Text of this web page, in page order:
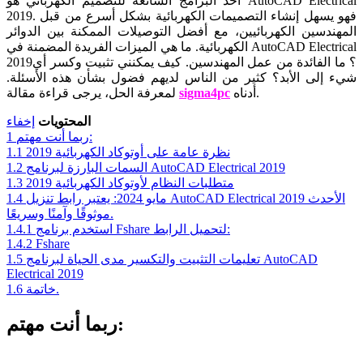
2019. فهو يسهل إنشاء التصميمات الكهربائية بشكل أسرع من قبل
المهندسين الكهربائيين، مع أفضل التوصيلات الممكنة بين الدوائر
الكهربائية. ما هي الميزات الفريدة المضمنة في AutoCAD Electrical
2019؟ ما الفائدة من عمل المهندسين. كيف يمكنني تثبيت وكسر أي
شيء إلى الأبد؟ كثير من الناس لديهم فضول بشأن هذه الأسئلة.
sigma4pc أدناه.
المحتويات إخفاء
1
ربما أنت مهتم:
1.1
نظرة عامة على أوتوكاد الكهربائية 2019
1.2
السمات البارزة لبرنامج AutoCAD Electrical 2019
1.3
متطلبات النظام لأوتوكاد الكهربائية 2019
1.4 مايو 2024: يعتبر رابط تنزيل AutoCAD Electrical 2019 الأحدث
موثوقًا وآمنًا وسريعًا.
1.4.1
استخدم برنامج Fshare لتحميل الرابط:
1.4.2 Fshare
1.5 تعليمات التثبيت والتكسير مدى الحياة لبرنامج AutoCAD
Electrical 2019
1.6
خاتمة.
ربما أنت مهتم: